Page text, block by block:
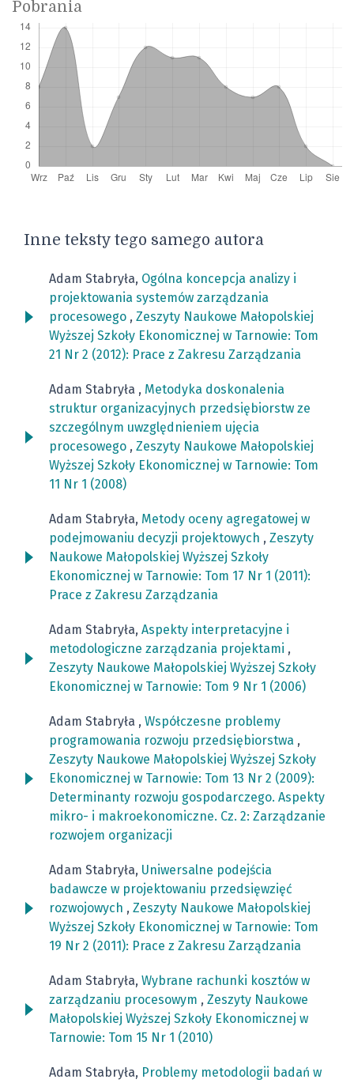
Pobrania
Inne teksty tego samego autora
Adam Stabryła, Ogólna koncepcja analizy i
projektowania systemów zarządzania
procesowego , Zeszyty Naukowe Małopolskiej
Wyższej Szkoły Ekonomicznej w Tarnowie: Tom
21 Nr 2 (2012): Prace z Zakresu Zarządzania
Adam Stabryła , Metodyka doskonalenia
struktur organizacyjnych przedsiębiorstw ze
szczególnym uwzględnieniem ujęcia
procesowego , Zeszyty Naukowe Małopolskiej
Wyższej Szkoły Ekonomicznej w Tarnowie: Tom
11 Nr 1 (2008)
Adam Stabryła, Metody oceny agregatowej w
podejmowaniu decyzji projektowych , Zeszyty
Naukowe Małopolskiej Wyższej Szkoły
Ekonomicznej w Tarnowie: Tom 17 Nr 1 (2011):
Prace z Zakresu Zarządzania
Adam Stabryła, Aspekty interpretacyjne i
metodologiczne zarządzania projektami ,
Zeszyty Naukowe Małopolskiej Wyższej Szkoły
Ekonomicznej w Tarnowie: Tom 9 Nr 1 (2006)
Adam Stabryła , Współczesne problemy
programowania rozwoju przedsiębiorstwa ,
Zeszyty Naukowe Małopolskiej Wyższej Szkoły
Ekonomicznej w Tarnowie: Tom 13 Nr 2 (2009):
Determinanty rozwoju gospodarczego. Aspekty
mikro- i makroekonomiczne. Cz. 2: Zarządzanie
rozwojem organizacji
Adam Stabryła, Uniwersalne podejścia
badawcze w projektowaniu przedsięwzięć
rozwojowych , Zeszyty Naukowe Małopolskiej
Wyższej Szkoły Ekonomicznej w Tarnowie: Tom
19 Nr 2 (2011): Prace z Zakresu Zarządzania
Adam Stabryła, Wybrane rachunki kosztów w
zarządzaniu procesowym , Zeszyty Naukowe
Małopolskiej Wyższej Szkoły Ekonomicznej w
Tarnowie: Tom 15 Nr 1 (2010)
Adam Stabryła, Problemy metodologii badań w